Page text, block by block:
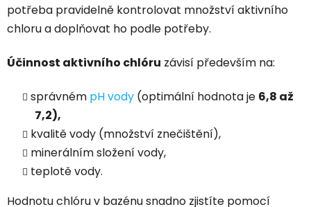
potřeba pravidelně kontrolovat množství aktivního
chloru a doplňovat ho podle potřeby.
Účinnost aktivního chlóru závisí především na:
správném pH vody (optimální hodnota je 6,8 až
7,2),
kvalitě vody (množství znečištění),
minerálním složení vody,
teplotě vody.
Hodnotu chlóru v bazénu snadno zjistíte pomocí